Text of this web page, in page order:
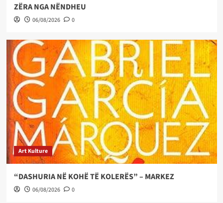
ZËRA NGA NËNDHEU
06/08/2026 0
Art Kulture
“DASHURIA NË KOHË TË KOLERËS” – MARKEZ
06/08/2026 0